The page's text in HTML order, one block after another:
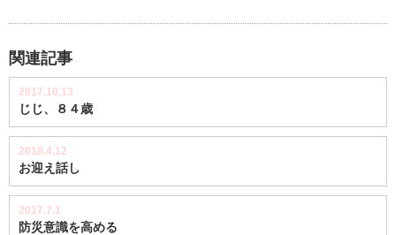
関連記事
2017.10.13
じじ、８４歳
2018.4.12
お迎え話し
2017.7.1
防災意識を高める